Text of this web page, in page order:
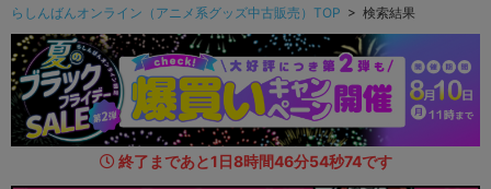
らしんばんオンライン（アニメ系グッズ中古販売）TOP > 検索結果
終了まであと1日8時間46分53秒38です